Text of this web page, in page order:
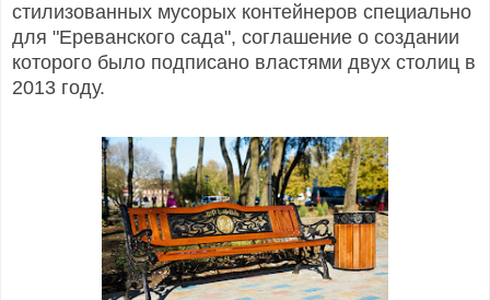
стилизованных мусорых контейнеров специально
для "Ереванского сада", соглашение о создании
которого было подписано властями двух столиц в
2013 году.